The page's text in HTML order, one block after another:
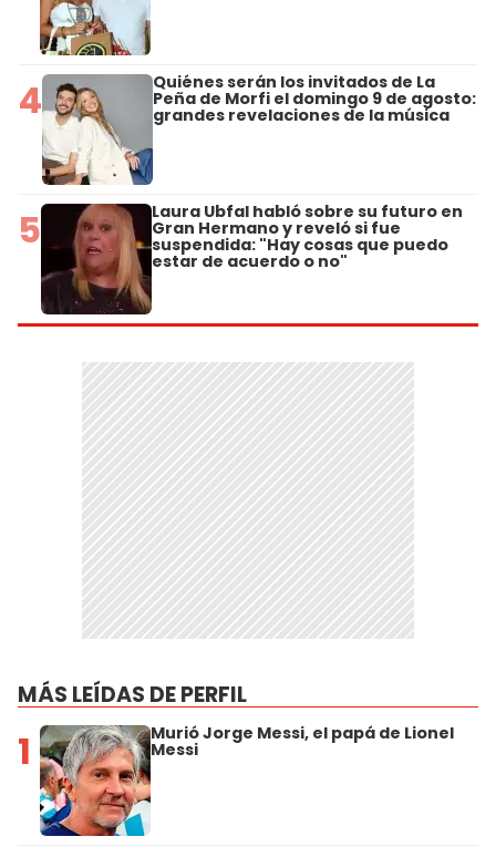
4 Quiénes serán los invitados de La
Peña de Morfi el domingo 9 de agosto:
grandes revelaciones de la música
5 Laura Ubfal habló sobre su futuro en
Gran Hermano y reveló si fue
suspendida: "Hay cosas que puedo
estar de acuerdo o no"
MÁS LEÍDAS DE PERFIL
1 Murió Jorge Messi, el papá de Lionel
Messi